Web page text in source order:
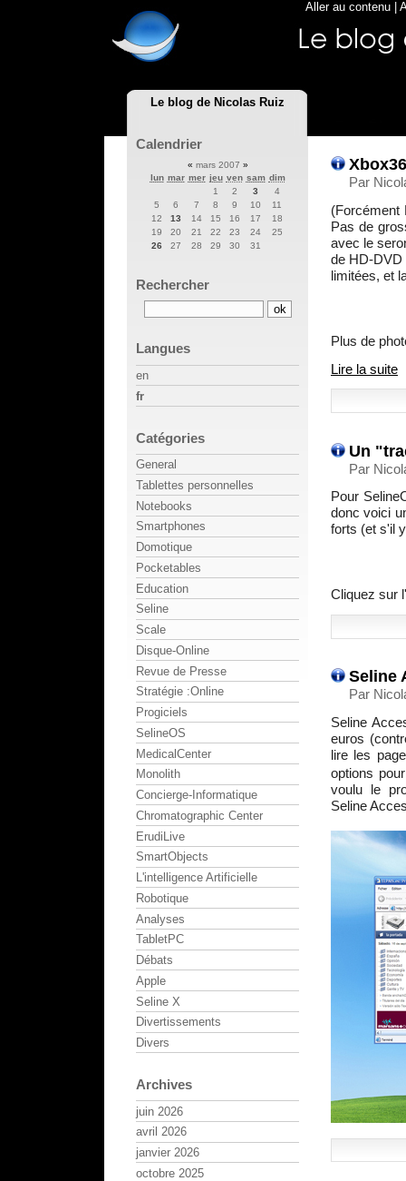
Le blog de Nicolas Ruiz
Aller au contenu
Par
(Forcément
Pas de
avec le
de HD-DVD
limitées, et
Plus de
Lire la suite
Un
Par
Pour
donc voici
forts (et s'il
Cliquez sur
Seline
Par
Seline
euros
lire les
options
voulu le
Seline
Calendrier
« mars 2007 »
lun mar mer jeu ven sam dim
1
2 3
4
5
6 7 8 9 10
11
12
13 14 15 16 17
18
19
20 21 22 23 24
25
26
27 28 29 30 31
Rechercher
Langues
en
fr
Catégories
General
Tablettes personnelles
Notebooks
Smartphones
Domotique
Pocketables
Education
Seline
Scale
Disque-Online
Revue de Presse
Stratégie :Online
Progiciels
SelineOS
MedicalCenter
Monolith
Concierge-Informatique
Chromatographic Center
ErudiLive
SmartObjects
L'intelligence Artificielle
Robotique
Analyses
TabletPC
Débats
Apple
Seline X
Divertissements
Divers
Archives
juin 2026
avril 2026
janvier 2026
octobre 2025